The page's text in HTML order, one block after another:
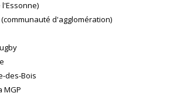
l'Essonne)
d'agglomération)
des-Bois
MGP